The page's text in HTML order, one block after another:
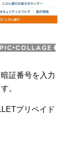
証番号を入力
。
プリペイド